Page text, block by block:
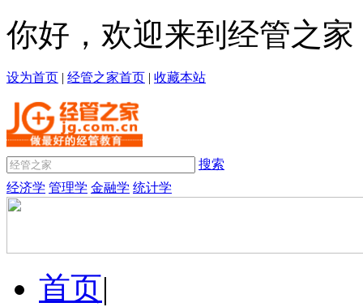
你好，欢迎来到经管之家
设为首页 | 经管之家首页 | 收藏本站
搜索
经济学 管理学 金融学 统计学
首页|